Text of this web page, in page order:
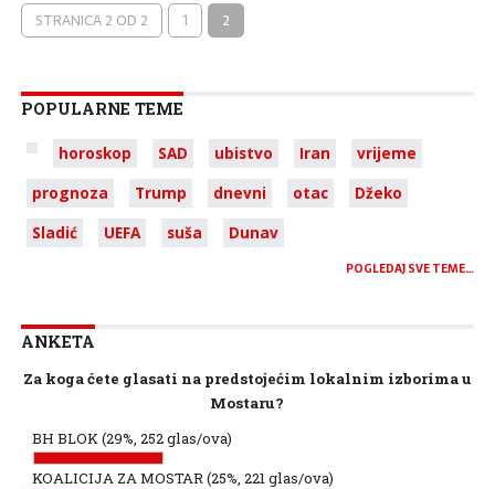
STRANICA 2 OD 2 1 2
POPULARNE TEME
horoskop SAD ubistvo Iran
vrijeme
prognoza
Trump dnevni otac
Džeko
Sladić
UEFA suša Dunav
POGLEDAJ SVE TEME…
ANKETA
Za koga ćete glasati na predstojećim lokalnim izborima u
Mostaru?
BH BLOK(29%, 252 glas/ova)
KOALICIJA ZA MOSTAR(25%, 221 glas/ova)